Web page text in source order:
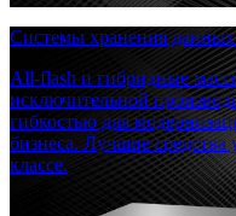
Системы хранения
All-flash и гибридные
исключительной
гибкостью для
бизнеса. Лучшие
классе.